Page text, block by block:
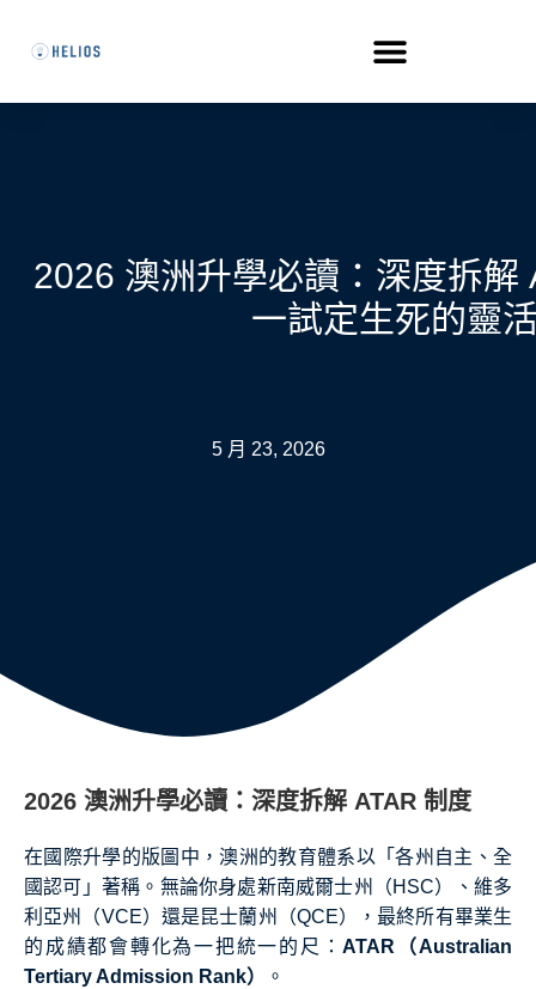
2026 澳洲升學必讀：深度拆
一試定生死的靈
5 月 23, 2026
2026 澳洲升學必讀：深度拆解 ATAR 制度
在國際升學的版圖中，澳洲的教育體系以「各州自主、全
國認可」著稱。無論你身處新南威爾士州（HSC）、維多
利亞州（VCE）還是昆士蘭州（QCE），最終所有畢業生
的成績都會轉化為一把統一的尺：ATAR（Australian
Tertiary Admission Rank）
。